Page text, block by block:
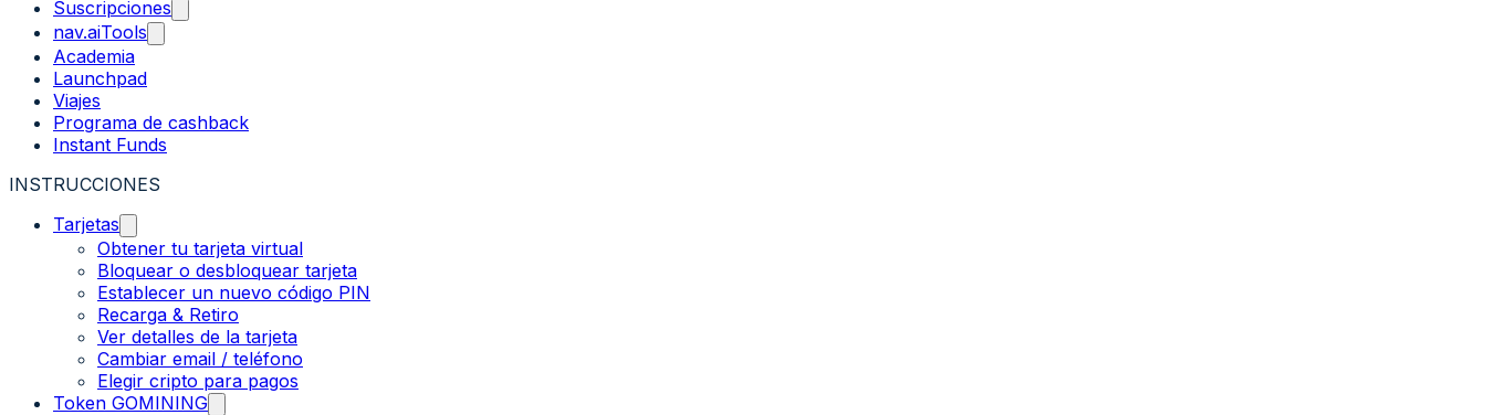
Suscripciones
nav.aiTools
Academia
Launchpad
Viajes
Programa de cashback
Instant Funds
INSTRUCCIONES
Tarjetas
Obtener tu tarjeta virtual
Bloquear o desbloquear tarjeta
Establecer un nuevo código PIN
Recarga & Retiro
Ver detalles de la tarjeta
Cambiar email / teléfono
Elegir cripto para pagos
Token GOMINING